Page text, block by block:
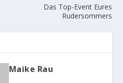
Das Top-Event Eures
Rudersommers
Maike Rau